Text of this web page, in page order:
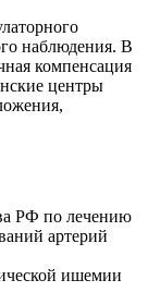
наблюдения. В
компенсация
центры
РФ по лечению
артерий
ишемии